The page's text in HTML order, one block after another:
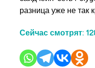
разница уже не так
Сейчас смотрят: